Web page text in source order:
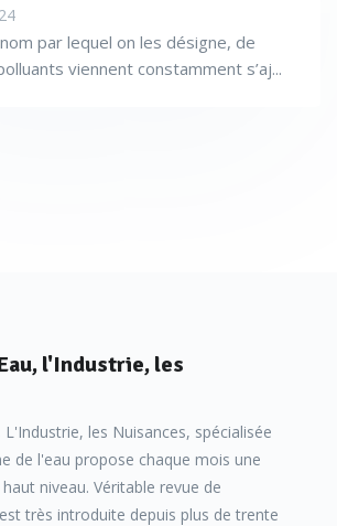
par lequel on les désigne, de
viennent constamment s’aj...
l'Industrie, les
L'Industrie, les Nuisances, spécialisée
de l'eau propose chaque mois une
niveau. Véritable revue de
très introduite depuis plus de trente